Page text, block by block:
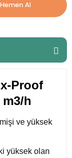
Hemen Al
Proof
h
ve yüksek
yüksek olan